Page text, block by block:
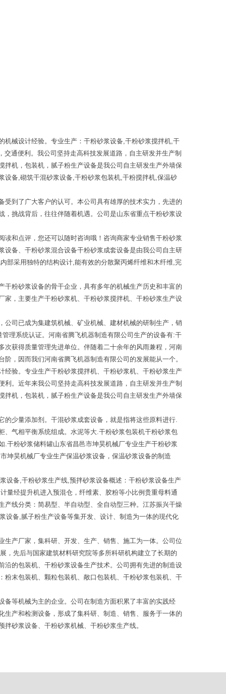
械设计经验。专业生产：干粉砂浆设备,干粉砂浆搅拌机,干
通便利。我公司坚持走高科技发展道路，自主研发并生产制
机，包装机，腻子粉生产设备是我公司自主研发生产外墙保
设备,砌筑干混砂浆设备,干粉砂浆包装机,干粉搅拌机,保温砂
到了广大客户的认可。本公司具有雄厚的技术实力，先进的
挑战背后，往往伴随着机遇。公司是山东省重点干粉砂浆设
和点评，您还可以随时咨询哦！咨询商家专业销售干粉砂浆
备、干粉砂浆混合设备干粉砂浆成套设备是由我公司自主研
部采用独特的结构设计,能有效的分散聚丙烯纤维和木纤维,完
粉砂浆设备的骨干企业，具有多年的机械生产历史和丰富的
，主要生产干粉砂浆机、干粉砂浆搅拌机、干粉砂浆生产设
司已成为集建筑机械、矿业机械、建材机械的研制生产，销
理系统认证。河南省腾飞机器制造有限公司生产的设备有:干
获得质量管理先进单位。伴随着二十余年的风雨兼程，河南
，因而我们河南省腾飞机器制造有限公司的发展能从一个。
验。专业生产干粉砂浆搅拌机、干粉砂浆机、干粉砂浆生产
。近年来我公司坚持走高科技发展道路，自主研发并生产制
机，包装机，腻子粉生产设备是我公司自主研发生产外墙保
少量添加剂。干混砂浆成套设备，就是指将这些原料进行.
气相平衡系统组成。水泥等大.干粉砂浆包装机干粉砂浆包
干粉砂浆储料罐山东省昌邑市坤昊机械厂专业生产干粉砂浆
坤昊机械厂专业生产保温砂浆设备，保温砂浆设备的制造
设备,干粉砂浆生产线,预拌砂浆设备概述：干粉砂浆设备生产
量经提升机进入预混仓，纤维素、胶粉等小比例贵重母料通
线分类：简易型、半自动型、全自动型三种。江苏振兴干燥
设备,腻子粉生产设备等集开发、设计、制造为一体的现代化
产厂家，集科研、开发、生产、销售、施工为一体。公司位
，先后与国家建筑材料研究院等多所科研机构建立了长期的
的包装机、干粉砂浆设备生产技术。公司拥有先进的制造设
末包装机、颗粒包装机、敞口包装机、干粉砂浆包装机、干
等机械为主的企业。公司在制造方面积累了丰富的实践经
产和检测设备，形成了集科研、制造、销售、服务于一体的
砂浆设备、干粉砂浆机械、干粉砂浆生产线。